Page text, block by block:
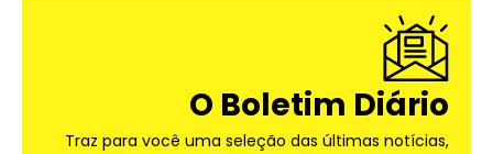
O Boletim Diário
Traz para você uma seleção das últimas notícias,